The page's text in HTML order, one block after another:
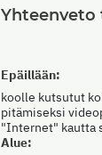
Yhteenveto
Alue:
Epäillään:
koolle kutsutut
pitämiseksi
"Internet" kautta